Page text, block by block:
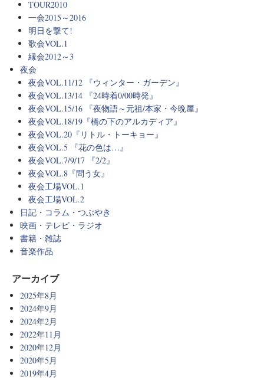
TOUR2010
一会2015～2016
明日を撃て!
歌会VOL.1
縁会2012～3
夜会
夜会VOL.11/12 『ウィンター・ガーデン』
夜会VOL.13/14 『24時着0/00時発』
夜会VOL.15/16 『夜物語～元祖/本家・今晩屋』
夜会VOL.18/19『橋の下のアルカディア』
夜会VOL.20『リトル・トーキョー』
夜会VOL.5 『花の色は…』
夜会VOL.7/9/17 『2/2』
夜会VOL.8『問う女』
夜会工場VOL.1
夜会工場VOL.2
日記・コラム・つぶやき
映画・テレビ・ラジオ
書籍・雑誌
音楽作品
アーカイブ
2025年8月
2024年9月
2024年2月
2022年11月
2020年12月
2020年5月
2019年4月